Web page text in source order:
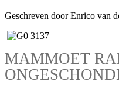
Geschreven door Enrico van
MAMMOET